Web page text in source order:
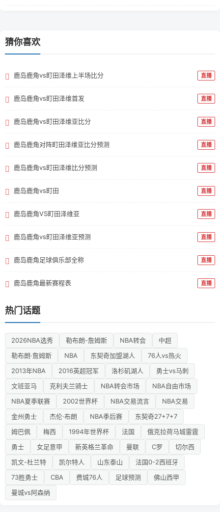
猜你喜欢
鹿岛鹿角vs町田泽维上半场比分 直播
鹿岛鹿角vs町田泽维首发 直播
鹿岛鹿角vs町田泽维亚比分 直播
鹿岛鹿角对阵町田泽维亚比分预测 直播
鹿岛鹿角vs町田泽维比分预测 直播
鹿岛鹿角vs町田 直播
鹿岛鹿角VS町田泽维亚 直播
鹿岛鹿角vs町田泽维亚预测 直播
鹿岛鹿角足球俱乐部全称 直播
鹿岛鹿角最新赛程表 直播
热门话题
2026NBA选秀 勒布朗-詹姆斯 NBA转会
中超
勒布朗·詹姆斯
NBA 东契奇加盟湖人
76人vs热火
2013年NBA
2016英超冠军 洛杉矶湖人
勇士vs马刺
文班亚马
克利夫兰骑士 NBA转会市场
NBA自由市场
NBA夏季联赛
2002世界杯 NBA交易流言
NBA交易
金州勇士
杰伦·布朗 NBA季后赛
东契奇27+7+7
姆巴佩
梅西 1994年世界杯 法国
俄克拉荷马城雷霆
勇士
女足意甲 新英格兰革命 曼联 C罗
切尔西
凯文-杜兰特
凯尔特人 山东泰山
法国0-2西班牙
73胜勇士
CBA 费城76人 足球预测
佛山西甲
曼城vs阿森纳